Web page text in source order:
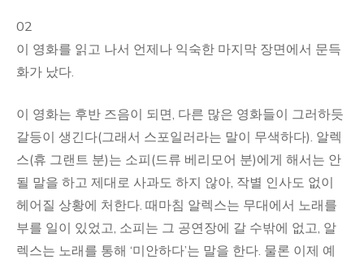
02
이 영화를 읽고 나서 언제나 익숙한 마지막 장면에서 문득
화가 났다.
이 영화는 후반 즈음이 되면, 다른 많은 영화들이 그러하듯
갈등이 생긴다(그래서 스포일러라는 말이 무색하다). 알렉
스(휴 그랜트 분)는 소피(드류 베리모어 분)에게 해서는 안
될 말을 하고 제대로 사과도 하지 않아, 작별 인사도 없이
헤어질 상황에 처한다. 때마침 알렉스는 무대에서 노래를
부를 일이 있었고, 소피는 그 공연장에 갈 수밖에 없고, 알
렉스는 노래를 통해 ‘미안하다’는 말을 한다. 물론 이제 예